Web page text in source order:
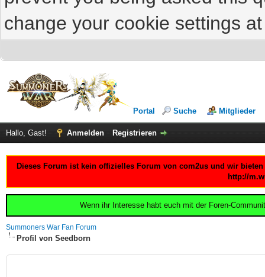
change your cookie settings
Portal Suche Mitglieder
Hallo, Gast! Anmelden Registrieren
Dieses Forum ist kein offizielles Forum von com2us und wir
http://
Wenn ihr Interesse habt euch mit der Foren-
Summoners War Fan Forum
Profil von Seedborn